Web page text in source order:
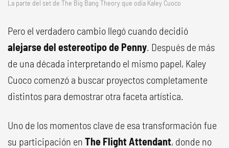
La parte del set de The Big Bang Theory que odia Kaley Cuoco
Pero el verdadero cambio llegó cuando decidió
alejarse del estereotipo de Penny. Después de más
de una década interpretando el mismo papel, Kaley
Cuoco comenzó a buscar proyectos completamente
distintos para demostrar otra faceta artística.
Uno de los momentos clave de esa transformación fue
su participación en The Flight Attendant, donde no